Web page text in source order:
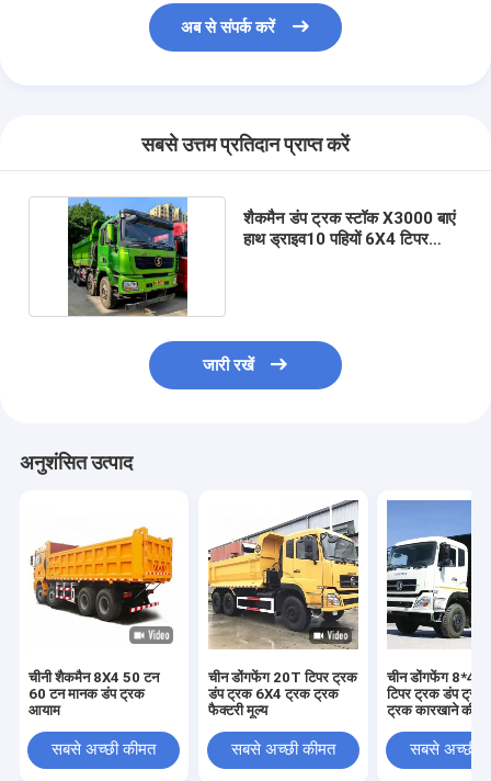
अब से संपर्क करें
सबसे उत्तम प्रतिदान प्राप्त करें
शैकमैन डंप ट्रक स्टॉक X3000 बाएं
हाथ ड्राइव10 पहियों 6X4 टिपर
जारी रखें
अनुशंसित उत्पाद
चीनी शैकमैन 8X4 50 टन
60 टन मानक डंप ट्रक
आयाम
सबसे अच्छी कीमत
चीन डोंगफेंग 20T टिपर ट्रक
डंप ट्रक 6X4 ट्रक ट्रक
फैक्टरी मूल्य
सबसे अच्छी कीमत
चीन डोंगफेंग 8*4
टिपर ट्रक डंप
ट्रक कारखाने की
सबसे अच्छी